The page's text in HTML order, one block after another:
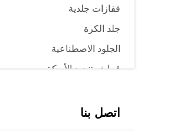
قفازات جلدية
جلد الكرة
الجلود الاصطناعية
قماش تنجيد الأريكة
اتصل بنا